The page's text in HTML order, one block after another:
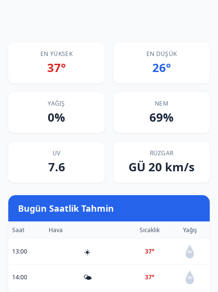
EN YÜKSEK
37°
EN DÜŞÜK
26°
YAĞIŞ
0%
NEM
69%
UV
7.6
RÜZGAR
GÜ 20 km/s
Bugün Saatlik Tahmin
Saat Hava Sıcaklık Yağış
13:00 ☀️ 37° 0%
14:00 🌤️ 37° 0%